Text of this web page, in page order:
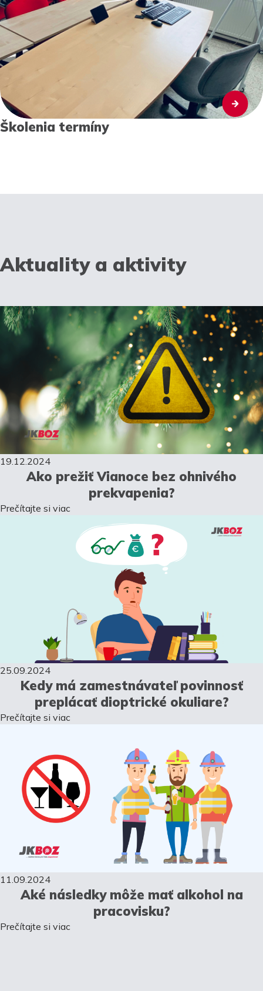
Školenia termíny
Aktuality a aktivity
19.12.2024
Ako prežiť Vianoce bez ohnivého
prekvapenia?
Prečítajte si viac
25.09.2024
Kedy má zamestnávateľ povinnosť
preplácať dioptrické okuliare?
Prečítajte si viac
11.09.2024
Aké následky môže mať alkohol na
pracovisku?
Prečítajte si viac